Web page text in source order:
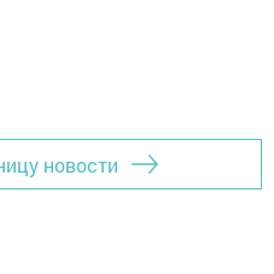
новости